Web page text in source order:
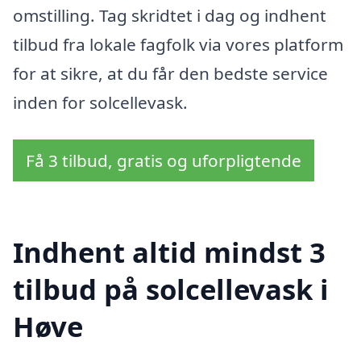
omstilling. Tag skridtet i dag og indhent
tilbud fra lokale fagfolk via vores platform
for at sikre, at du får den bedste service
inden for solcellevask.
Få 3 tilbud, gratis og uforpligtende
Indhent altid mindst 3
tilbud på solcellevask i
Høve